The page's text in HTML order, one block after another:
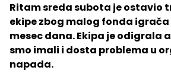
Ritam sreda subota je ostavio
ekipe zbog malog fonda
mesec dana. Ekipa je odigrala
smo imali i dosta problema u
napada.